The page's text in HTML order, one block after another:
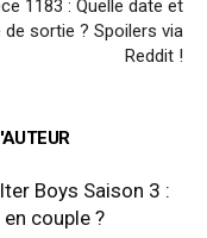
1183 : Quelle date et
de sortie ? Spoilers via
Reddit !
Boys Saison 3 :
couple ?